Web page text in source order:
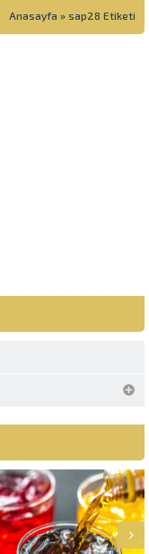
Anasayfa » sap28 Etiketi